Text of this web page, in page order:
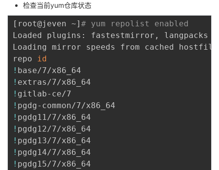
检查当前yum仓库状态
[ root@jeven ~] # yum repolist enabled
Loaded plugins: fastestmirror, langpacks
Loading mirror speeds from cached hostfile
repo id
! base/7/x86_64
! extras/7/x86_64
! gitlab-ce/7
! pgdg-common/7/x86_64
! pgdg11/7/x86_64
! pgdg12/7/x86_64
! pgdg13/7/x86_64
! pgdg14/7/x86_64
! pgdg15/7/x86_64